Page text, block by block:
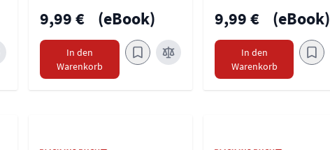
9,99 € (eBook)
In den
Warenkorb
9,99 € (eBook)
In den
Warenkorb